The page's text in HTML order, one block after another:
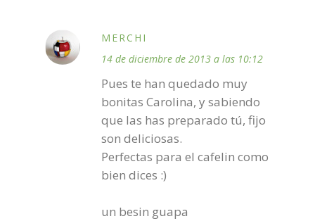
MERCHI
14 de diciembre de 2013 a las 10:12
Pues te han quedado muy
bonitas Carolina, y sabiendo
que las has preparado tú, fijo
son deliciosas.
Perfectas para el cafelin como
bien dices :)
un besin guapa